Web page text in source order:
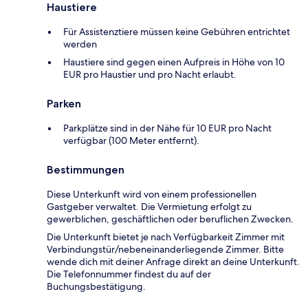
Haustiere
Für Assistenztiere müssen keine Gebühren entrichtet
werden
Haustiere sind gegen einen Aufpreis in Höhe von 10
EUR pro Haustier und pro Nacht erlaubt.
Parken
Parkplätze sind in der Nähe für 10 EUR pro Nacht
verfügbar (100 Meter entfernt).
Bestimmungen
Diese Unterkunft wird von einem professionellen
Gastgeber verwaltet. Die Vermietung erfolgt zu
gewerblichen, geschäftlichen oder beruflichen Zwecken.
Die Unterkunft bietet je nach Verfügbarkeit Zimmer mit
Verbindungstür/nebeneinanderliegende Zimmer. Bitte
wende dich mit deiner Anfrage direkt an deine Unterkunft.
Die Telefonnummer findest du auf der
Buchungsbestätigung.